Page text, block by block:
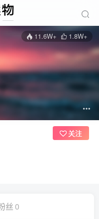
11.6W+ 1.8W+
关注
丝 0